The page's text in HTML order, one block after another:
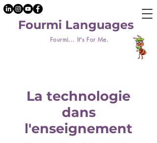
Fourmi... It's For Me.
Fourmi Languages
La technologie
dans
l'enseignement